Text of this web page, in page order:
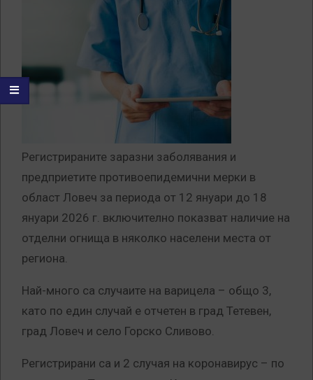
Регистрираните заразни заболявания и
предприетите противоепидемични мерки в
област Ловеч за периода от 12 януари до 18
януари 2026 г. включително показват наличие на
отделни огнища в няколко населени места от
региона.
Най-много са случаите на варицела – общо 3,
като по един случай е отчетен в град Тетевен,
град Ловеч и село Горско Сливово.
Регистрирани са и 2 случая на коронавирус – по